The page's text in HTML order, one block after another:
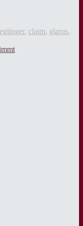
, claim, glarus,